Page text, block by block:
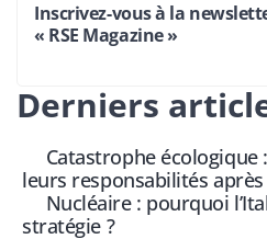
Inscrivez-vous à la
« RSE Magazine »
Derniers
Catastrophe écologique
leurs responsabilités après
Nucléaire : pourquoi
stratégie ?